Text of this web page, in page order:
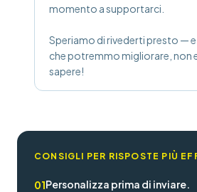
momento a supportarci.
Speriamo di rivederti presto —
che potremmo migliorare, non
sapere!
CONSIGLI PER RISPOSTE PIÙ
01Personalizza prima di inviare.